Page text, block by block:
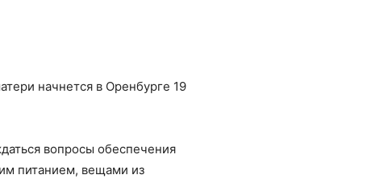
начнется в Оренбурге 19
вопросы обеспечения
питанием, вещами из